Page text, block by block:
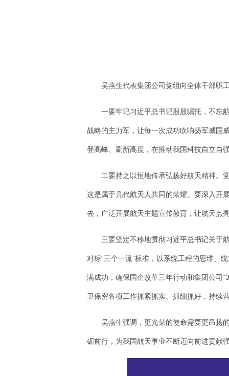
吴燕生代表集团公司党组向全体干部职
一要牢记习近平总书记殷殷嘱托，不忘
战略的主力军，让每一次成功吹响扬军威国
登高峰、刷新高度，在推动我国科技自立自
二要持之以恒地传承弘扬好航天精神。
这是属于几代航天人共同的荣耀。要深入开
去，广泛开展航天主题宣传教育，让航天点
三要坚定不移地贯彻习近平总书记关于
对标“三个一流”标准，以系统工程的思维、
满成功，确保国企改革三年行动和集团公司
卫保密各项工作抓紧抓实、抓细抓好，持续
吴燕生强调，更光荣的使命需要更昂扬
砺前行，为我国航天事业不断迈向前进贡献